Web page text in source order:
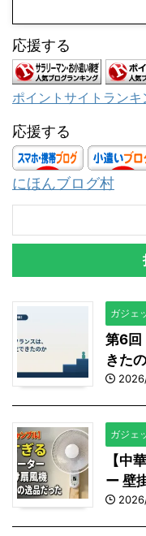
応援する
ポイントサイトランキ
応援する
にほんブログ村
ガジェ
第6回
きた
ガジェ
【中
ー 壁